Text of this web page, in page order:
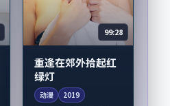
99:28
重逢在郊外拾起红
绿灯
动漫 2019